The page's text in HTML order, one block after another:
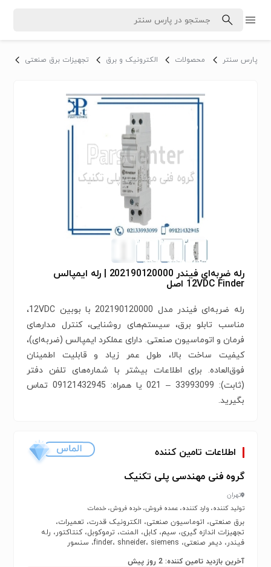
پارس سنتر محصولات الکترونیک و برق تجهیزات برق صنعتی
رله ضربه‌ای فیندر 202190120000 | رله ایمپالس
12VDC Finder اصل
رله ضربه‌ای فیندر مدل 202190120000 با بوبین 12VDC،
مناسب تابلو برق، سیستم‌های روشنایی، کنترل مدارهای
فرمان و اتوماسیون صنعتی. دارای عملکرد ایمپالس (ضربه‌ای)،
کیفیت ساخت بالا، طول عمر زیاد و قابلیت اطمینان
فوق‌العاده. برای اطلاعات بیشتر با شماره‌‌های تلفن دفتر
(ثابت): 33993099 – 021 یا همراه: 09121432945 تماس
بگیرید.
اطلاعات تامین کننده
گروه فنی مهندسی پلی تکنیک
تهران
تولید کننده، وارد کننده، عمده فروش، خرده فروش، خدمات
برق صنعتی، اتوماسیون صنعتی، الکترونیک قدرت، تعمیرات،
تجهیزات اندازه گیری، سیم، کابل، المنت، ترموکوبل، کنتاکتور، رله
فیندر، دیمر صنعتی، finder، shneider، siemens، سنسور
آخرین بازدید تامین کننده: 2 روز پیش